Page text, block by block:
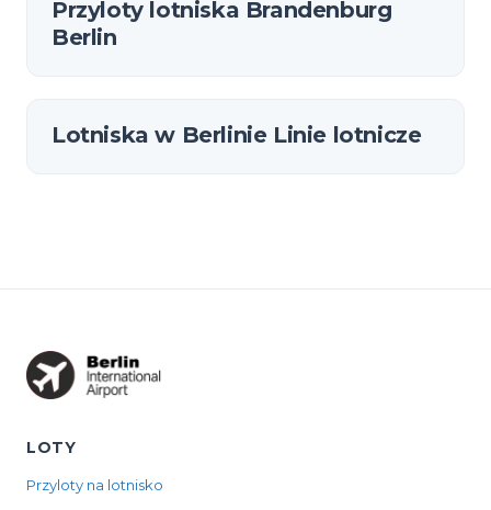
Przyloty lotniska Brandenburg
Berlin
Lotniska w Berlinie Linie lotnicze
LOTY
Przyloty na lotnisko